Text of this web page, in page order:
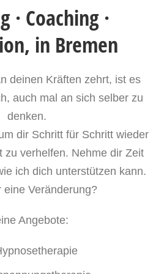
· Coaching ·
in Bremen
deinen Kräften zehrt, ist es
h, auch mal an sich selber zu
denken.
dir Schritt für Schritt wieder
zu verhelfen. Nehme dir Zeit
ich dich unterstützen kann.
eine Veränderung?
Angebote: